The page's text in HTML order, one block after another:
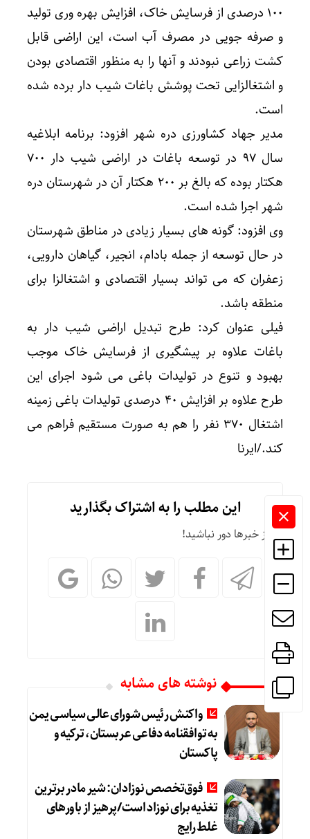
۱۰۰ درصدی از فرسایش خاک، افزایش بهره وری تولید
و صرفه جویی در مصرف آب است، این اراضی قابل
کشت زراعی نبودند و آنها را به منظور اقتصادی بودن
و اشتغالزایی تحت پوشش باغات شیب دار برده شده
است.
مدیر جهاد کشاورزی دره شهر افزود: برنامه ابلاغیه
سال ۹۷ در توسعه باغات در اراضی شیب دار ۷۰۰
هکتار بوده که بالغ بر ۲۰۰ هکتار آن در شهرستان دره
شهر اجرا شده است.
وی افزود: گونه های بسیار زیادی در مناطق شهرستان
در حال توسعه از جمله بادام، انجیر، گیاهان دارویی،
زعفران که می تواند بسیار اقتصادی و اشتغالزا برای
منطقه باشد.
فیلی عنوان کرد: طرح تبدیل اراضی شیب دار به
باغات علاوه بر پیشگیری از فرسایش خاک موجب
بهبود و تنوع در تولیدات باغی می شود اجرای این
طرح علاوه بر افزایش ۴۰ درصدی تولیدات باغی زمینه
اشتغال ۳۷۰ نفر را هم به صورت مستقیم فراهم می
کند./ایرنا
این مطلب را به اشتراک بگذارید
از خبرها دور نباشید!
نوشته های مشابه
واکنش رئیس شورای عالی سیاسی یمن
به توافقنامه دفاعی عربستان، ترکیه و
پاکستان
فوق‌تخصص نوزادان: شیر مادر برترین
تغذیه برای نوزاد است/پرهیز از باورهای
غلط رایج